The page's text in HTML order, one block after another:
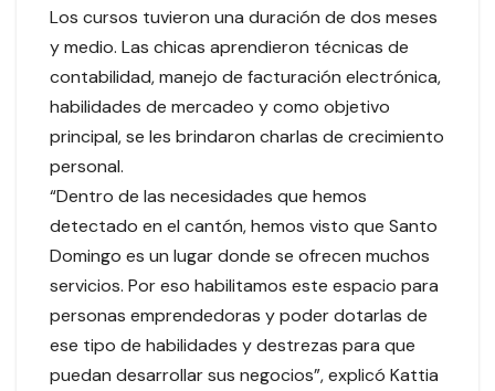
Los cursos tuvieron una duración de dos meses
y medio. Las chicas aprendieron técnicas de
contabilidad, manejo de facturación electrónica,
habilidades de mercadeo y como objetivo
principal, se les brindaron charlas de crecimiento
personal.
“Dentro de las necesidades que hemos
detectado en el cantón, hemos visto que Santo
Domingo es un lugar donde se ofrecen muchos
servicios. Por eso habilitamos este espacio para
personas emprendedoras y poder dotarlas de
ese tipo de habilidades y destrezas para que
puedan desarrollar sus negocios”, explicó Kattia